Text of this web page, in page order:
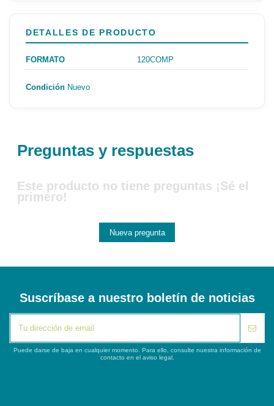
DETALLES DE PRODUCTO
FORMATO 120COMP
Condición Nuevo
Preguntas y respuestas
Este producto no tiene preguntas ¡Sé el
primero!
Nueva pregunta
Suscríbase a nuestro boletín de noticias
Puede darse de baja en cualquier momento. Para ello, consulte nuestra información de
contacto en el aviso legal.